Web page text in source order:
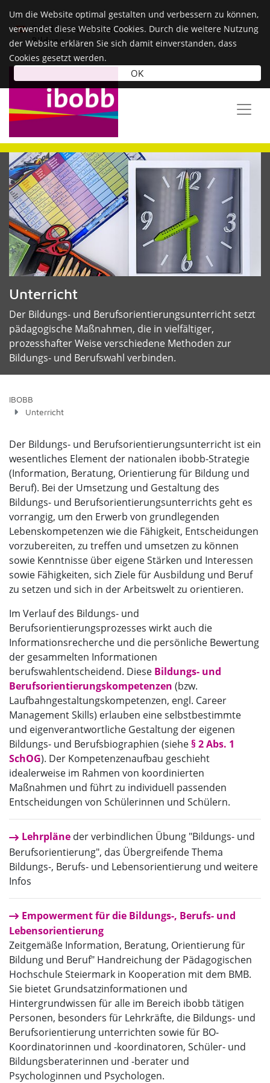
Um die Website optimal gestalten und verbessern zu können,
verwendet diese Website Cookies. Durch die weitere Nutzung
der Website erklären Sie sich damit einverstanden, dass
Cookies gesetzt werden.
OK
Unterricht
Der Bildungs- und Berufsorientierungsunterricht setzt
pädagogische Maßnahmen, die in vielfältiger,
prozesshafter Weise verschiedene Methoden zur
Bildungs- und Berufswahl verbinden.
IBOBB
Unterricht
Der Bildungs- und Berufsorientierungsunterricht ist ein
wesentliches Element der nationalen ibobb-Strategie
(Information, Beratung, Orientierung für Bildung und
Beruf). Bei der Umsetzung und Gestaltung des
Bildungs- und Berufsorientierungsunterrichts geht es
vorrangig, um den Erwerb von grundlegenden
Lebenskompetenzen wie die Fähigkeit, Entscheidungen
vorzubereiten, zu treffen und umsetzen zu können
sowie Kenntnisse über eigene Stärken und Interessen
sowie Fähigkeiten, sich Ziele für Ausbildung und Beruf
zu setzen und sich in der Arbeitswelt zu orientieren.
Im Verlauf des Bildungs- und
Berufsorientierungsprozesses wirkt auch die
Informationsrecherche und die persönliche Bewertung
der gesammelten Informationen
berufswahlentscheidend. Diese Bildungs- und
Berufsorientierungskompetenzen (bzw.
Laufbahngestaltungskompetenzen, engl. Career
Management Skills) erlauben eine selbstbestimmte
und eigenverantwortliche Gestaltung der eigenen
Bildungs- und Berufsbiographien (siehe§ 2 Abs. 1
SchOG). Der Kompetenzenaufbau geschieht
idealerweise im Rahmen von koordinierten
Maßnahmen und führt zu individuell passenden
Entscheidungen von Schülerinnen und Schülern.
Lehrpläne ​​​​​​​ der verbindlichen Übung "Bildungs- und
Berufsorientierung", das Übergreifende Thema
Bildungs-, Berufs- und Lebensorientierung und weitere
Infos
Empowerment für die Bildungs-, Berufs- und
Lebensorientierung
Zeitgemäße Information, Beratung, Orientierung für
Bildung und Beruf"​ Handreichung der Pädagogischen
Hochschule Steiermark in Kooperation mit dem BMB.
Sie bietet Grundsatzinformationen und
Hintergrundwissen für alle im Bereich ibobb tätigen
Personen, besonders für Lehrkräfte, die Bildungs- und
Berufsorientierung unterrichten sowie für BO-
Koordinatorinnen und -koordinatoren, Schüler- und
Bildungsberaterinnen und -berater und
Psychologinnen und Psychologen.